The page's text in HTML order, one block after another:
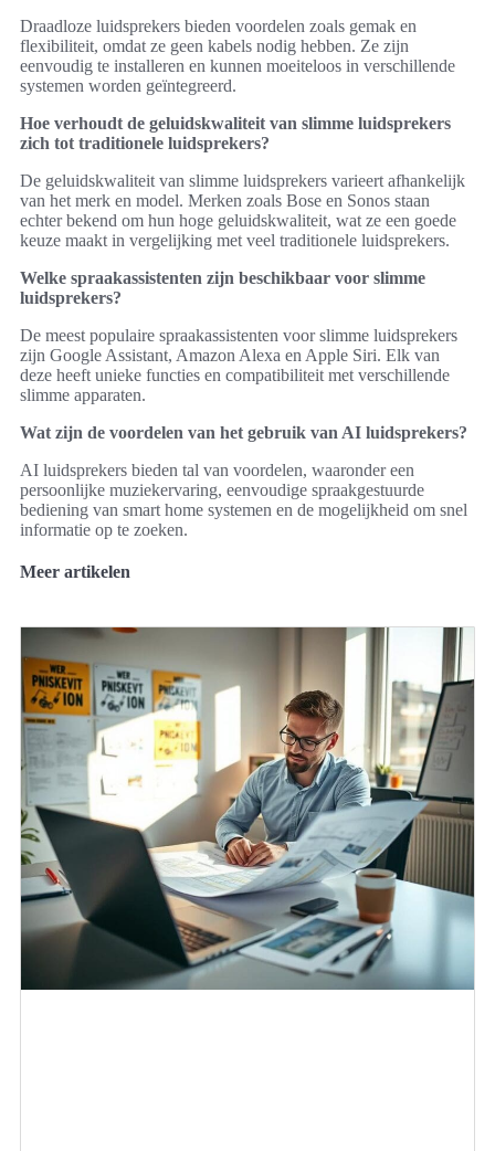
Draadloze luidsprekers bieden voordelen zoals gemak en
flexibiliteit, omdat ze geen kabels nodig hebben. Ze zijn
eenvoudig te installeren en kunnen moeiteloos in verschillende
systemen worden geïntegreerd.
Hoe verhoudt de geluidskwaliteit van slimme luidsprekers
zich tot traditionele luidsprekers?
De geluidskwaliteit van slimme luidsprekers varieert afhankelijk
van het merk en model. Merken zoals Bose en Sonos staan
echter bekend om hun hoge geluidskwaliteit, wat ze een goede
keuze maakt in vergelijking met veel traditionele luidsprekers.
Welke spraakassistenten zijn beschikbaar voor slimme
luidsprekers?
De meest populaire spraakassistenten voor slimme luidsprekers
zijn Google Assistant, Amazon Alexa en Apple Siri. Elk van
deze heeft unieke functies en compatibiliteit met verschillende
slimme apparaten.
Wat zijn de voordelen van het gebruik van AI luidsprekers?
AI luidsprekers bieden tal van voordelen, waaronder een
persoonlijke muziekervaring, eenvoudige spraakgestuurde
bediening van smart home systemen en de mogelijkheid om snel
informatie op te zoeken.
Meer artikelen